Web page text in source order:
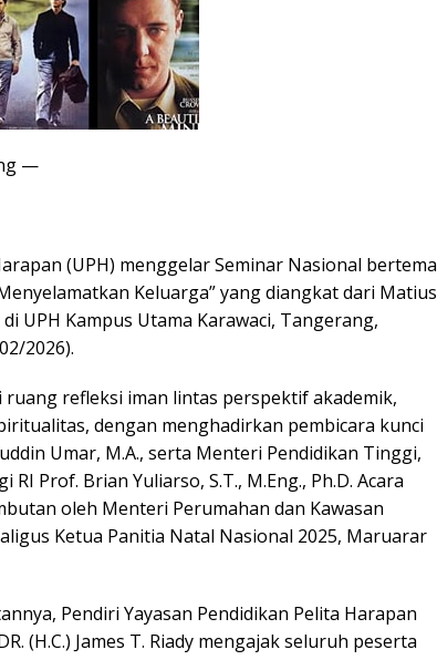
—
(UPH) menggelar Seminar Nasional bertema
Keluarga” yang diangkat dari Matius
UPH Kampus Utama Karawaci, Tangerang,
2026).
ruang refleksi iman lintas perspektif akademik,
dengan menghadirkan pembicara kunci
Umar, M.A., serta Menteri Pendidikan Tinggi,
RI Prof. Brian Yuliarso, S.T., M.Eng., Ph.D. Acara
oleh Menteri Perumahan dan Kawasan
Ketua Panitia Natal Nasional 2025, Maruarar
Pendiri Yayasan Pendidikan Pelita Harapan
(H.C.) James T. Riady mengajak seluruh peserta